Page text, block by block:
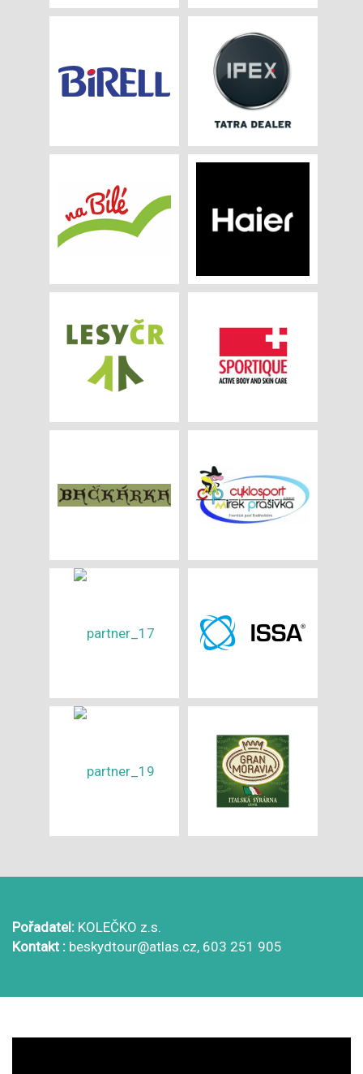
Pořadatel: KOLEČKO z.s.
Kontakt : beskydtour@atlas.cz, 603 251 905